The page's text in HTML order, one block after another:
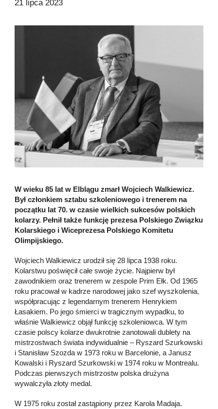
21 lipca 2023
W wieku 85 lat w Elblągu zmarł Wojciech Walkiewicz.
Był członkiem sztabu szkoleniowego i trenerem na
początku lat 70. w czasie wielkich sukcesów polskich
kolarzy. Pełnił także funkcję prezesa Polskiego Związku
Kolarskiego i Wiceprezesa Polskiego Komitetu
Olimpijskiego.
Wojciech Walkiewicz urodził się 28 lipca 1938 roku.
Kolarstwu poświęcił całe swoje życie. Najpierw był
zawodnikiem oraz trenerem w zespole Prim Ełk. Od 1965
roku pracował w kadrze narodowej jako szef wyszkolenia,
współpracując z legendarnym trenerem Henrykiem
Łasakiem. Po jego śmierci w tragicznym wypadku, to
właśnie Walkiewicz objął funkcję szkoleniowca. W tym
czasie polscy kolarze dwukrotnie zanotowali dublety na
mistrzostwach świata indywidualnie – Ryszard Szurkowski
i Stanisław Szozda w 1973 roku w Barcelonie, a Janusz
Kowalski i Ryszard Szurkowski w 1974 roku w Montrealu.
Podczas pierwszych mistrzostw polska drużyna
wywalczyła złoty medal.
W 1975 roku został zastąpiony przez Karola Madaja.